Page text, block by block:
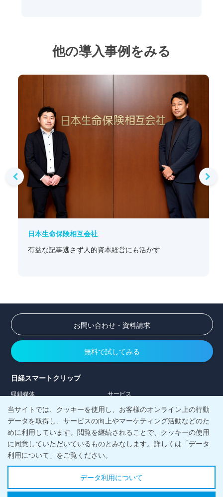
他の導入事例をみる
日本生命保険相互会社
有益な記事逃さず人的資本経営にも活かす
当サイトでは、クッキーを使用し、お客様のオンライン上の行動
データを取得し、サービスの向上やマーケティング活動などのた
めに利用しています。閲覧を継続されることで、クッキーの使用
に同意していただいているものとみなします。詳しくは「データ
利用について」をご覧ください。
データ利用について
お問い合わせ・資料請求
無料で試してみる
日経スマートクリップ
収録媒体
サービス
コラム
日経メディアマーケティング株式会社
会社案内
当社の強み
お客様サポート
お知らせ
情報活用塾
メルマガ登録